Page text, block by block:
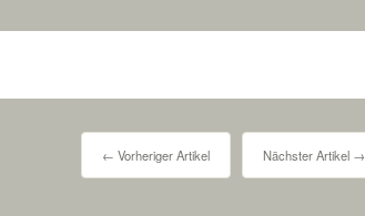
Nächster Artikel →
← Vorheriger Artikel